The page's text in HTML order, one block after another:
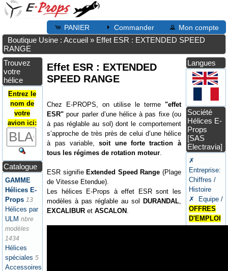
PANIER Commander Mon compte
Boutique Usine : Accueil » Effet ESR : EXTENDED SPEED
RANGE
Trouvez
votre
hélice
Entrez le
nom de
votre
avion ici:
Catalogue
GAMME
Hélices E-
Props 13
Hélices par
ULM nbre
modèles
1434
Hélices
spéciales 5
Accessoires
Effet ESR : EXTENDED
SPEED RANGE
Chez E-PROPS, on utilise le terme "effet
ESR" pour parler d’une hélice à pas fixe (ou
à pas réglable au sol) dont le comportement
s’approche de très près de celui d’une hélice
à pas variable,soit une forte traction à
tous les régimes de rotation moteur
ESR signifieExtended Speed Range (Plage
de Vitesse Etendue).
Les hélices E-Props à effet ESR sont les
modèles à pas réglable au sol DURANDAL,
EXCALIBUR etASCALON
Langues
Société
Hélices E-
Props
[SAS
Electravia]
✗
Entreprise:
Chiffres /
Histoire
✗ Equipe /
OFFRES
D'EMPLOI